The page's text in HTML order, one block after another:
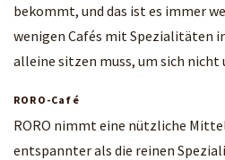
bekommt, und das ist es immer
wenigen Cafés mit Spezialitäten
alleine sitzen muss, um sich nicht
RORO-Café
RORO nimmt eine nützliche
entspannter als die reinen